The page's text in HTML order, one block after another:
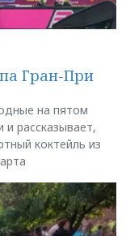
Гран-При
на пятом
рассказывает,
коктейль из